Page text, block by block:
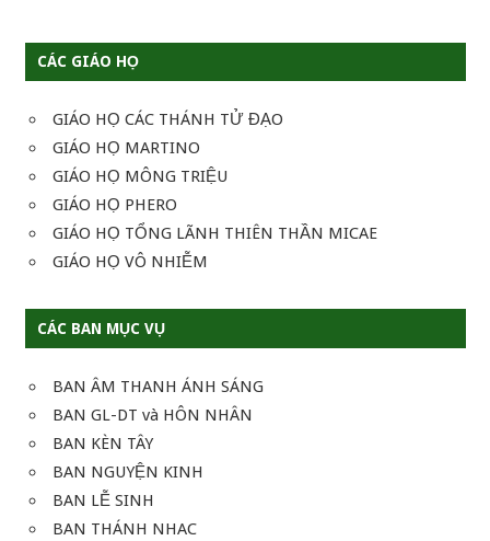
CÁC GIÁO HỌ
GIÁO HỌ CÁC THÁNH TỬ ĐẠO
GIÁO HỌ MARTINO
GIÁO HỌ MÔNG TRIỆU
GIÁO HỌ PHERO
GIÁO HỌ TỔNG LÃNH THIÊN THẦN MICAE
GIÁO HỌ VÔ NHIỄM
CÁC BAN MỤC VỤ
BAN ÂM THANH ÁNH SÁNG
BAN GL-DT và HÔN NHÂN
BAN KÈN TÂY
BAN NGUYỆN KINH
BAN LỄ SINH
BAN THÁNH NHAC